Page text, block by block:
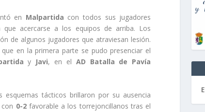
en Malpartida con todos sus jugadores
acercarse a los equipos de arriba. Los
de algunos jugadores que atraviesan lesión.
en la primera parte se pudo presenciar el
y Javi, en el AD Batalla de Pavía
tácticos brillaron por su ausencia
0-2favorable a los torrejoncillanos tras el